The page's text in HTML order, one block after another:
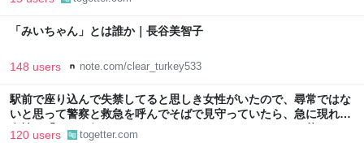
「みいちゃん」とは誰か｜長谷美智子
148 users note.com/clear_turkey533
駅前で座り込んで失禁してると思しき女性がいたので、尋常ではな
いと思って警察と救急を呼んでそばで見守っていたら、急に現れた
女性に「あなた何してるんですか！？」とスマホをはたき落とされ
120 users togetter.com